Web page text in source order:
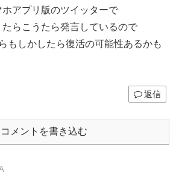
アプリ版のツイッターで
らこうたら発言しているので
もしかしたら復活の可能性あるかも
返信
コメントを書き込む